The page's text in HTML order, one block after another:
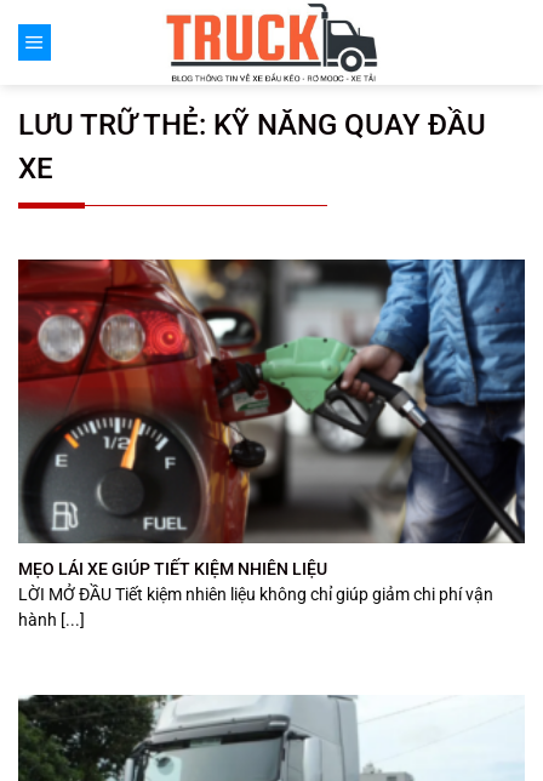
đến
LƯU TRỮ THẺ: KỸ NĂNG QUAY ĐẦU
XE
MẸO LÁI XE GIÚP TIẾT KIỆM NHIÊN LIỆU
LỜI MỞ ĐẦU Tiết kiệm nhiên liệu không chỉ giúp giảm chi phí vận
hành [...]